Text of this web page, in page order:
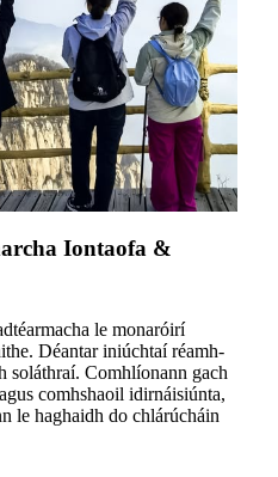
Iontaofa &
le monaróirí
Déantar iniúchtaí réamh-
soláthraí. Comhlíonann gach
comhshaoil ​​idirnáisiúnta,
le haghaidh do chlárúcháin